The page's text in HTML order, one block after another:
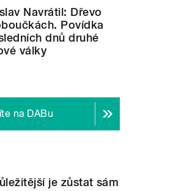
Navrátil: Dřevo
Povídka
dnů druhé
války
na DABu
je zůstat sám